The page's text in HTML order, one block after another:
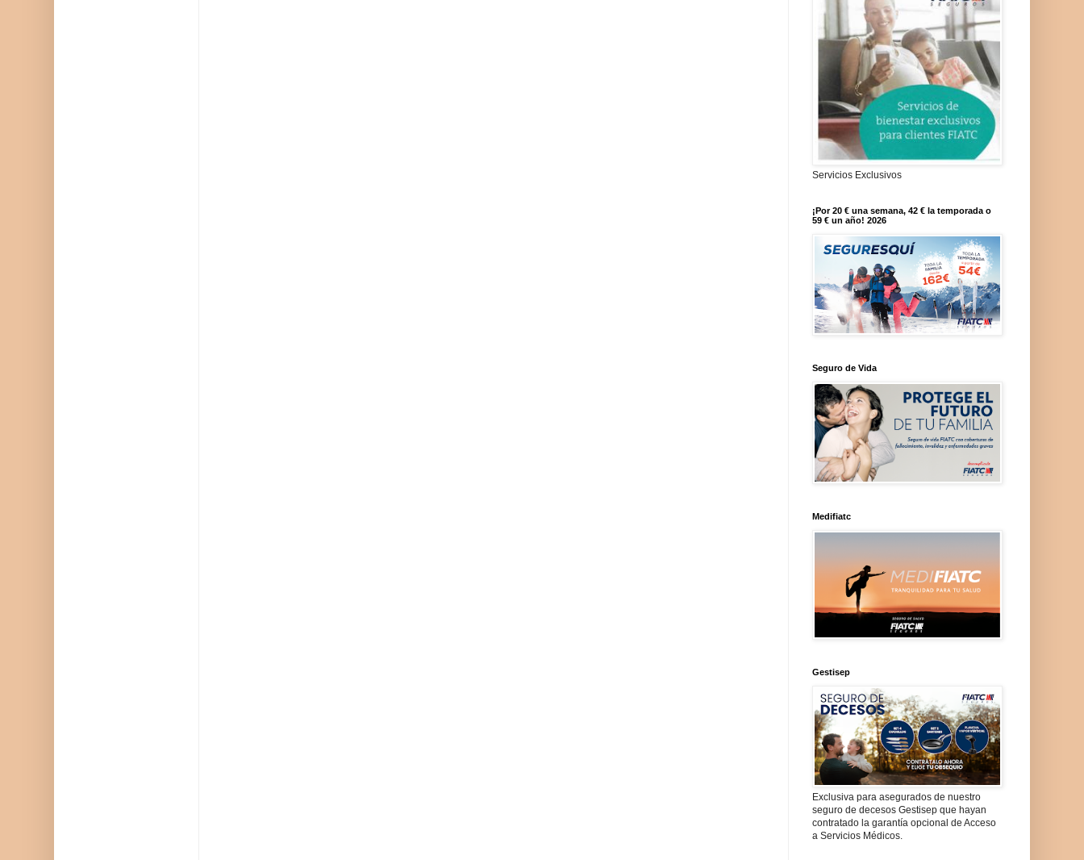
Servicios Exclusivos
¡Por 20 € una semana, 42 € la temporada o
59 € un año! 2026
Seguro de Vida
Medifiatc
Gestisep
Exclusiva para asegurados de nuestro
seguro de decesos Gestisep que hayan
contratado la garantía opcional de Acceso
a Servicios Médicos.